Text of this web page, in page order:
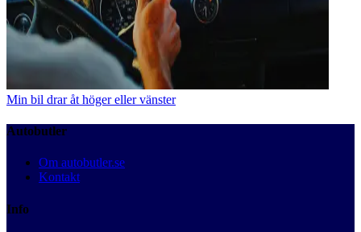
Min bil drar åt höger eller vänster
Autobutler
Om autobutler.se
Kontakt
Info